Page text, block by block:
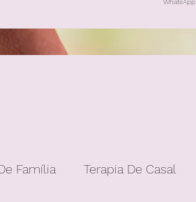
Família Terapia De Casal
WhatsApp